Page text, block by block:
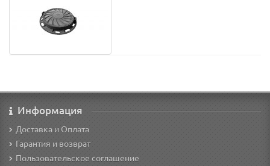
Информация
Доставка и Оплата
Гарантия и возврат
Пользовательское соглашение